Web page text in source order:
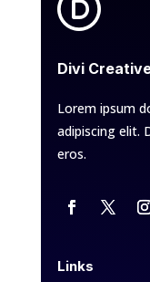
Divi
Lorem ipsum
adipiscing elit.
eros.
Links